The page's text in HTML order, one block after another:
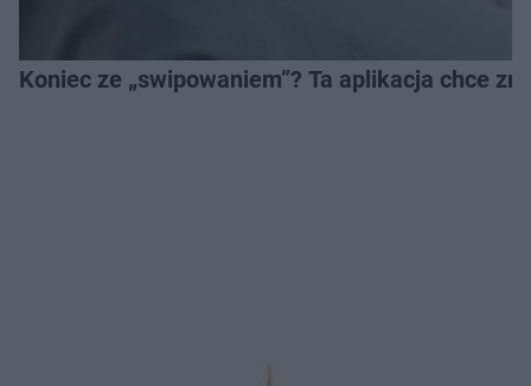
Koniec ze „swipowaniem”? Ta aplikacja chce